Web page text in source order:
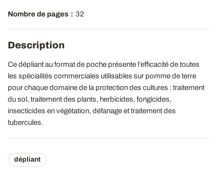
Nombre de pages 32
Description
Ce dépliant au format de poche présente l’efficacité de toutes
les spécialités commerciales utilisables sur pomme de terre
pour chaque domaine de la protection des cultures : traitement
du sol, traitement des plants, herbicides, fongicides,
insecticides en végétation, défanage et traitement des
tubercules.
dépliant